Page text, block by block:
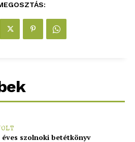
éves szolnoki betétkönyv